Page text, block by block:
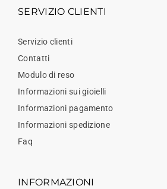
SERVIZIO CLIENTI
Servizio clienti
Contatti
Modulo di reso
Informazioni sui gioielli
Informazioni pagamento
Informazioni spedizione
Faq
INFORMAZIONI